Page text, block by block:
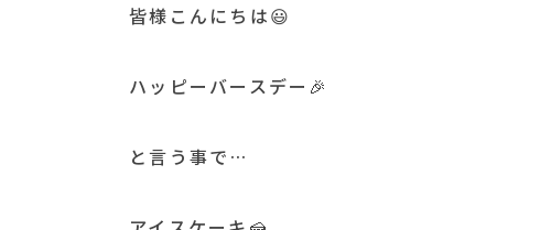
皆様こんにちは😃
ハッピーバースデー🎉
と言う事で…